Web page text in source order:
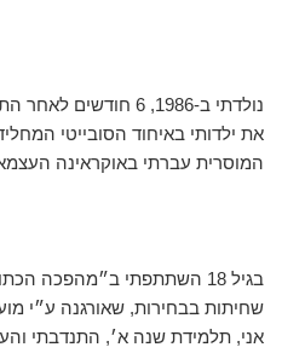
נולדתי ב-1986, 6
את ילדותי באיחוד הסובייטי
המוסרית עברתי באוקראינה
בגיל 18 השתתפתי ב״מהפכה
שחיתות בבחירות, שאורגנה ע״י
אני, תלמידת שנה א׳, התנדבתי